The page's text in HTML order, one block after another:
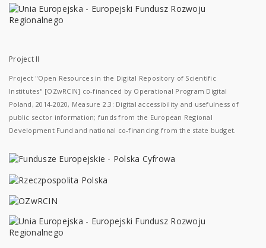
Project II
Project "Open Resources in the Digital Repository of Scientific
Institutes" [OZwRCIN] co-financed by Operational Program Digital
Poland, 2014-2020, Measure 2.3: Digital accessibility and usefulness of
public sector information; funds from the European Regional
Development Fund and national co-financing from the state budget.